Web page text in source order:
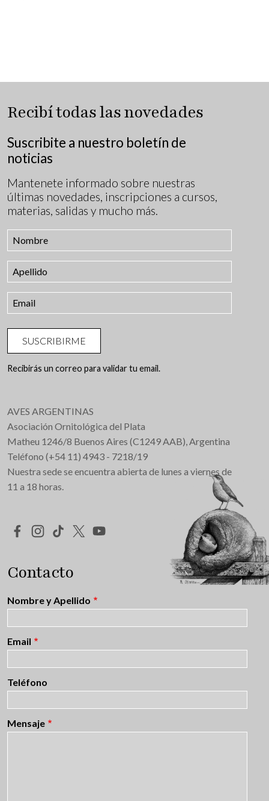
Recibí todas las novedades
Suscribite a nuestro boletín de
noticias
Mantenete informado sobre nuestras
últimas novedades, inscripciones a cursos,
materias, salidas y mucho más.
SUSCRIBIRME
Recibirás un correo para validar tu email.
AVES ARGENTINAS
Asociación Ornitológica del Plata
Matheu 1246/8 Buenos Aires (C1249 AAB), Argentina
Teléfono (+54 11) 4943 - 7218/19
Nuestra sede se encuentra abierta de lunes a viernes de
11 a 18 horas.
Redes Sociales
Contacto
Nombre y Apellido
Email
Teléfono
Mensaje